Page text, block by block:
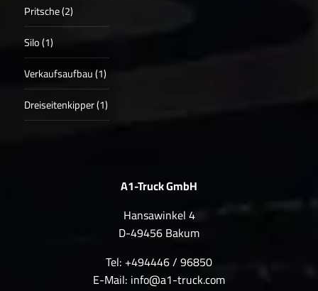
Pritsche (2)
Silo (1)
Verkaufsaufbau (1)
Dreiseitenkipper (1)
A1-Truck GmbH
Hansawinkel 4
D-49456 Bakum
Tel: +494446 / 96850
E-Mail: info@a1-truck.com